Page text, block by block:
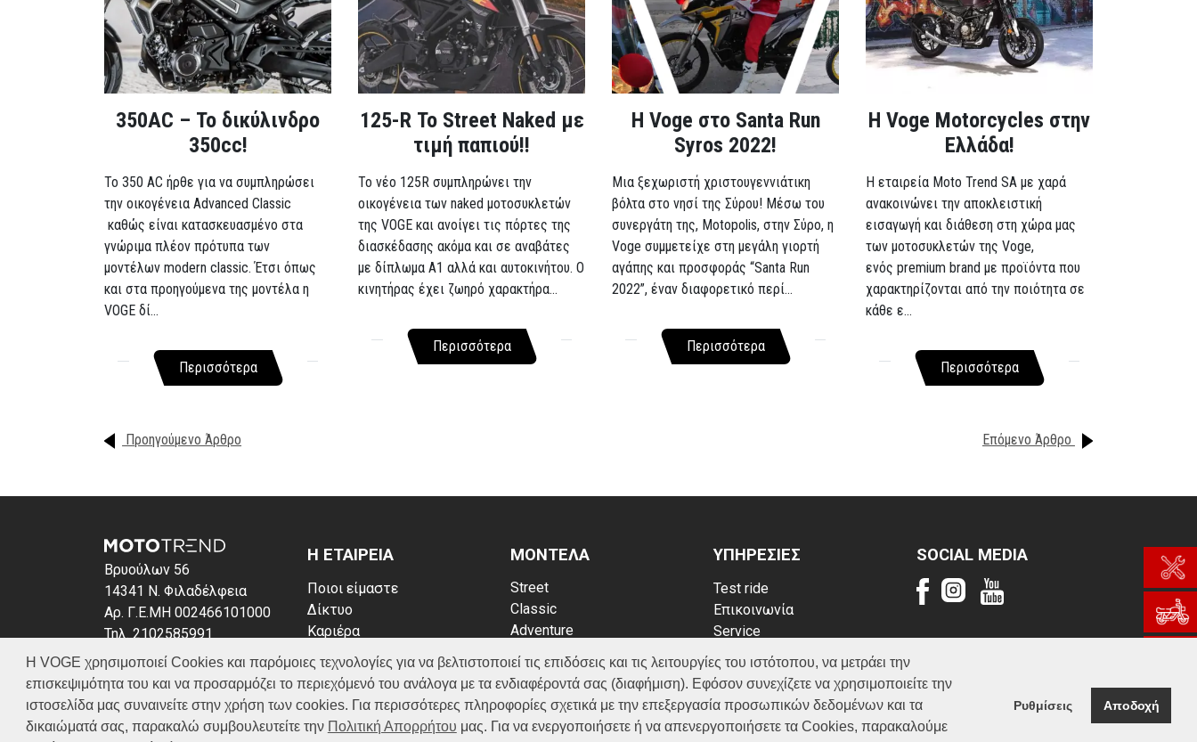
Η VOGE χρησιμοποιεί Cookies και παρόμοιες τεχνολογίες για να βελτιστοποιεί τις επιδόσεις και τις λειτουργίες του ιστότοπου, να μετράει την
επισκεψιμότητα του και να προσαρμόζει το περιεχόμενό του ανάλογα με τα ενδιαφέροντά σας (διαφήμιση). Εφόσον συνεχίζετε να χρησιμοποιείτε την
ιστοσελίδα μας συναινείτε στην χρήση των cookies. Για περισσότερες πληροφορίες σχετικά με την επεξεργασία προσωπικών δεδομένων και τα
δικαιώματά σας, παρακαλώ συμβουλευτείτε την Πολιτική Απορρήτου μας. Για να ενεργοποιήσετε ή να απενεργοποιήσετε τα Cookies, παρακαλούμε
Ρυθμίσεις Αποδοχή
350AC – Το δικύλινδρο
350cc!
To 350 AC ήρθε για να συμπληρώσει
την οικογένεια Advanced Classic
καθώς είναι κατασκευασμένο στα
γνώριμα πλέον πρότυπα των
μοντέλων modern classic. Έτσι όπως
και στα προηγούμενα της μοντέλα η
VOGE δί...
Περισσότερα
125-R Το Street Naked με
τιμή παπιού!!
Το νέο 125R συμπληρώνει την
οικογένεια των naked μοτοσυκλετών
της VOGE και ανοίγει τις πόρτες της
διασκέδασης ακόμα και σε αναβάτες
με δίπλωμα A1 αλλά και αυτοκινήτου. Ο
κινητήρας έχει ζωηρό χαρακτήρα...
Περισσότερα
Η Voge στο Santa Run
Syros 2022!
Μια ξεχωριστή χριστουγεννιάτικη
βόλτα στο νησί της Σύρου! Μέσω του
συνεργάτη της, Motopolis, στην Σύρο, η
Voge συμμετείχε στη μεγάλη γιορτή
αγάπης και προσφοράς “Santa Run
2022”, έναν διαφορετικό περί...
Περισσότερα
H Voge Motorcycles στην
Ελλάδα!
Η εταιρεία Moto Trend SA με χαρά
ανακοινώνει την αποκλειστική
εισαγωγή και διάθεση στη χώρα μας
των μοτοσυκλετών της Voge,
ενός premium brand με προϊόντα που
χαρακτηρίζονται από την ποιότητα σε
κάθε ε...
Περισσότερα
Προηγούμενο Άρθρο Επόμενο Άρθρο
Βρυούλων 56
14341 Ν. Φιλαδέλφεια
Αρ. Γ.Ε.ΜΗ 002466101000
Τηλ. 2102585991
E-mail: info@voge.gr
Η ΕΤΑΙΡΕΙΑ
Ποιοι είμαστε
Δίκτυο
Καριέρα
Πολιτική απορρήτου
Πολιτική Cookies
ΜΟΝΤΕΛΑ
Street
Classic
Adventure
ATV (Loncin)
ΥΠΗΡΕΣΙΕΣ
Test ride
Επικοινωνία
Service
Κατάλογος
FAQ
SOCIAL MEDIA